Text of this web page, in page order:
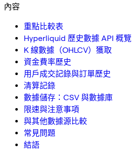
內容
重點比較表
Hyperliquid 歷史數據 API 概覽
K 線數據（OHLCV）獲取
資金費率歷史
用戶成交記錄與訂單歷史
清算記錄
數據儲存：CSV 與數據庫
限速與注意事項
與其他數據源比較
常見問題
結語